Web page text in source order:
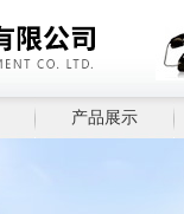
产品展示